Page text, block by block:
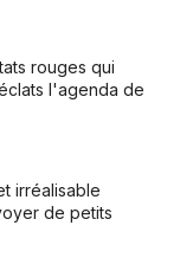
rouges qui
l'agenda de
irréalisable
de petits